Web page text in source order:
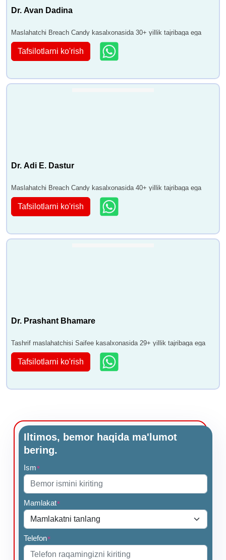
Dr. Avan Dadina
Maslahatchi Breach Candy kasalxonasida 30+ yillik tajribaga ega
Tafsilotlarni ko'rish
Dr. Adi E. Dastur
Maslahatchi Breach Candy kasalxonasida 40+ yillik tajribaga ega
Tafsilotlarni ko'rish
Dr. Prashant Bhamare
Tashrif maslahatchisi Saifee kasalxonasida 29+ yillik tajribaga ega
Tafsilotlarni ko'rish
Iltimos, bemor haqida ma'lumot
bering.
Ism*
Mamlakat*
Telefon*